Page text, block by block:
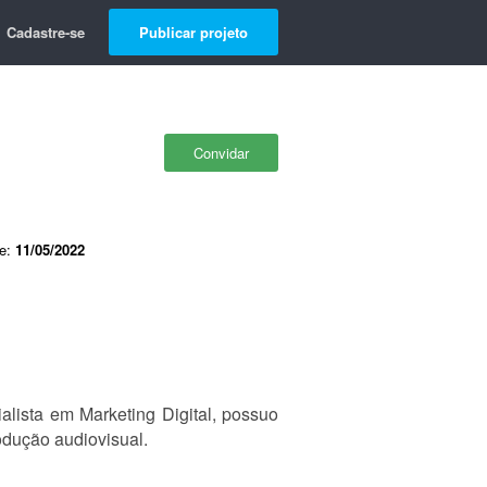
Cadastre-se Publicar projeto
Convidar
11/05/2022
em Marketing Digital, possuo
audiovisual.